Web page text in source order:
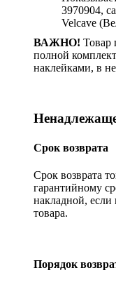
3970904,
Velcave
ВАЖНО! Товар
полной
наклейками, в
Срок возврата
Срок возврата
гарантийному
накладной,
товара.
Порядок